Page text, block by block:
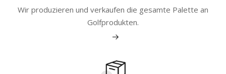
Wir produzieren und verkaufen die gesamte Palette an
Golfprodukten.
Mehr sehen